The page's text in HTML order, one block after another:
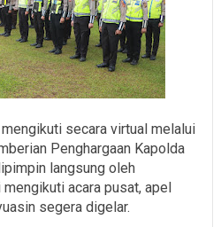
secara virtual melalui
Penghargaan Kapolda
langsung oleh
acara pusat, apel
segera digelar.